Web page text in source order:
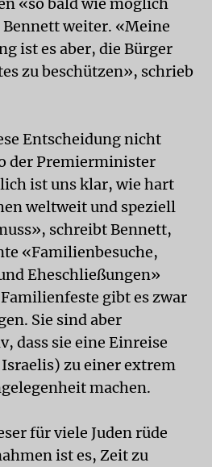
weiter. «Meine
ist es aber, die Bürger
zu beschützen», schrieb
Entscheidung nicht
der Premierminister
ist uns klar, wie hart
weltweit und speziell
schreibt Bennett,
«Familienbesuche,
Eheschließungen»
gibt es zwar
Sie sind aber
dass sie eine Einreise
zu einer extrem
machen.
für viele Juden rüde
ist es, Zeit zu